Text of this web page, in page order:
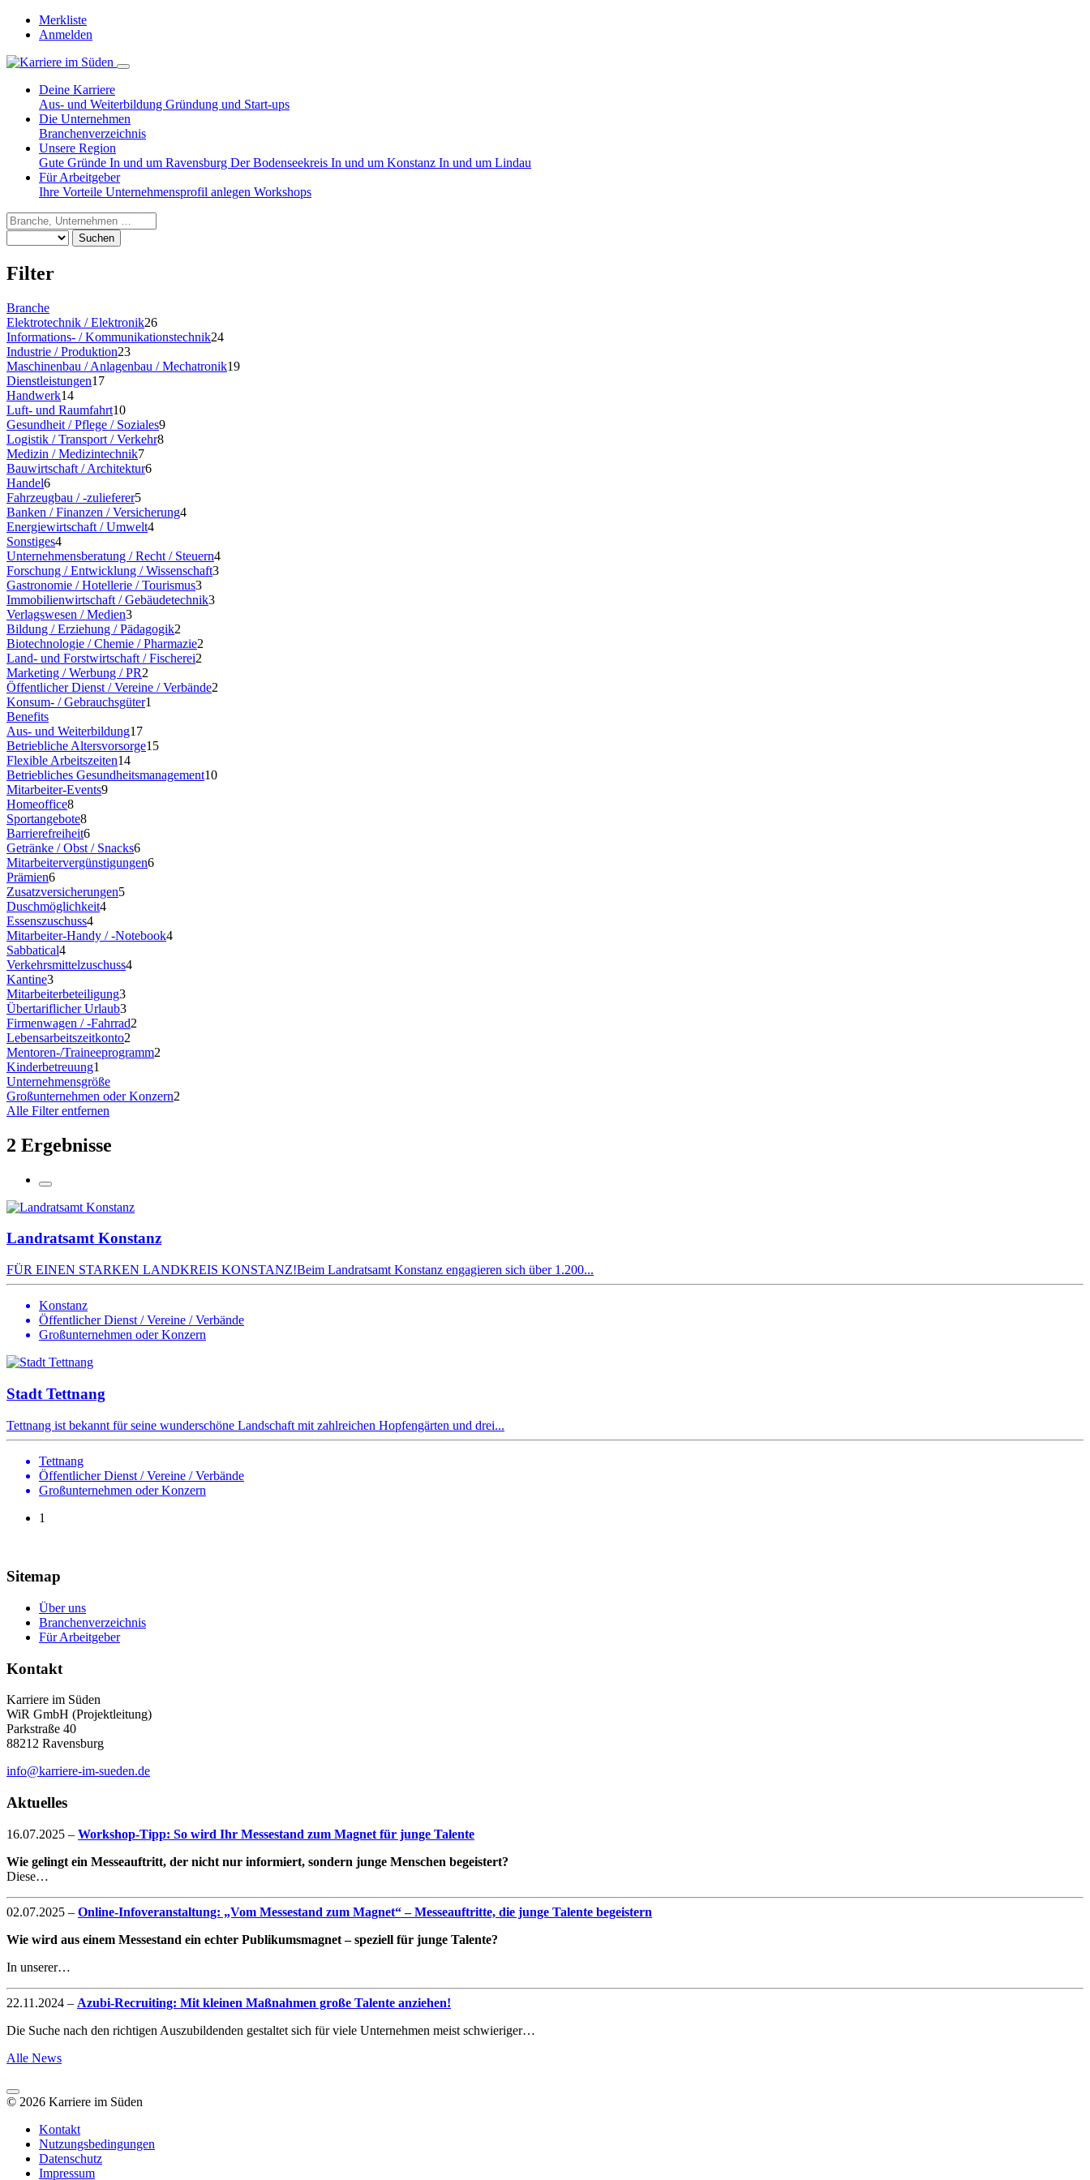
Merkliste
Anmelden
Deine Karriere
Aus- und Weiterbildung Gründung und Start-ups
Die Unternehmen
Branchenverzeichnis
Unsere Region
Gute Gründe In und um Ravensburg Der Bodenseekreis In und um Konstanz In und um Lindau
Für Arbeitgeber
Ihre Vorteile Unternehmensprofil anlegen Workshops
Suchen
Filter
Branche
Elektrotechnik / Elektronik26
Informations- / Kommunikationstechnik24
Industrie / Produktion23
Maschinenbau / Anlagenbau / Mechatronik19
Dienstleistungen17
Handwerk14
Luft- und Raumfahrt10
Gesundheit / Pflege / Soziales9
Logistik / Transport / Verkehr8
Medizin / Medizintechnik7
Bauwirtschaft / Architektur6
Handel6
Fahrzeugbau / -zulieferer5
Banken / Finanzen / Versicherung4
Energiewirtschaft / Umwelt4
Sonstiges4
Unternehmensberatung / Recht / Steuern4
Forschung / Entwicklung / Wissenschaft3
Gastronomie / Hotellerie / Tourismus3
Immobilienwirtschaft / Gebäudetechnik3
Verlagswesen / Medien3
Bildung / Erziehung / Pädagogik2
Biotechnologie / Chemie / Pharmazie2
Land- und Forstwirtschaft / Fischerei2
Marketing / Werbung / PR2
Öffentlicher Dienst / Vereine / Verbände2
Konsum- / Gebrauchsgüter1
Benefits
Aus- und Weiterbildung17
Betriebliche Altersvorsorge15
Flexible Arbeitszeiten14
Betriebliches Gesundheitsmanagement10
Mitarbeiter-Events9
Homeoffice8
Sportangebote8
Barrierefreiheit6
Getränke / Obst / Snacks6
Mitarbeitervergünstigungen6
Prämien6
Zusatzversicherungen5
Duschmöglichkeit4
Essenszuschuss4
Mitarbeiter-Handy / -Notebook4
Sabbatical4
Verkehrsmittelzuschuss4
Kantine3
Mitarbeiterbeteiligung3
Übertariflicher Urlaub3
Firmenwagen / -Fahrrad2
Lebensarbeitszeitkonto2
Mentoren-/Traineeprogramm2
Kinderbetreuung1
Unternehmensgröße
Großunternehmen oder Konzern2
Alle Filter entfernen
2 Ergebnisse
Landratsamt Konstanz
FÜR EINEN STARKEN LANDKREIS KONSTANZ!Beim Landratsamt Konstanz engagieren sich über 1.200...
Konstanz
Öffentlicher Dienst / Vereine / Verbände
Großunternehmen oder Konzern
Stadt Tettnang
Tettnang ist bekannt für seine wunderschöne Landschaft mit zahlreichen Hopfengärten und drei...
Tettnang
Öffentlicher Dienst / Vereine / Verbände
Großunternehmen oder Konzern
1
Sitemap
Über uns
Branchenverzeichnis
Für Arbeitgeber
Kontakt
Karriere im Süden
WiR GmbH (Projektleitung)
Parkstraße 40
88212 Ravensburg
info@karriere-im-sueden.de
Aktuelles
16.07.2025 – Workshop-Tipp: So wird Ihr Messestand zum Magnet für junge Talente
Wie gelingt ein Messeauftritt, der nicht nur informiert, sondern junge Menschen begeistert?
Diese…
02.07.2025 – Online-Infoveranstaltung: „Vom Messestand zum Magnet“ – Messeauftritte, die junge Talente begeistern
Wie wird aus einem Messestand ein echter Publikumsmagnet – speziell für junge Talente?
In unserer…
22.11.2024 – Azubi-Recruiting: Mit kleinen Maßnahmen große Talente anziehen!
Die Suche nach den richtigen Auszubildenden gestaltet sich für viele Unternehmen meist schwieriger…
Alle News
© 2026 Karriere im Süden
Kontakt
Nutzungsbedingungen
Datenschutz
Impressum